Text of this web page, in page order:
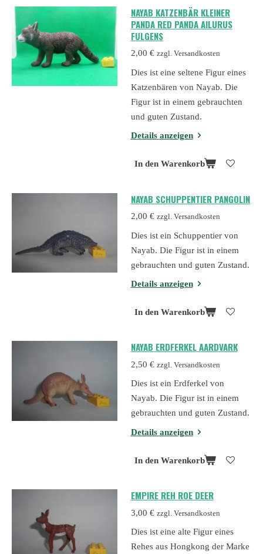
NAYAB KATZENBÄR KLEINER
PANDA RED PANDA AILURUS
FULGENS
2,00 € zzgl. Versandkosten
Dies ist eine seltene Figur eines
Katzenbären von Nayab. Die
Figur ist in einem gebrauchten
und guten Zustand.
Details anzeigen
In den Warenkorb
NAYAB SCHUPPENTIER PANGOLIN
2,00 € zzgl. Versandkosten
Dies ist ein Schuppentier von
Nayab. Die Figur ist in einem
gebrauchten und guten Zustand.
Details anzeigen
In den Warenkorb
NAYAB ERDFERKEL AARDVARK
2,50 € zzgl. Versandkosten
Dies ist ein Erdferkel von
Nayab. Die Figur ist in einem
gebrauchten und guten Zustand.
Details anzeigen
In den Warenkorb
EMPIRE REH ROE DEER
3,00 € zzgl. Versandkosten
Dies ist eine alte Figur eines
Rehes aus Hongkong der Marke